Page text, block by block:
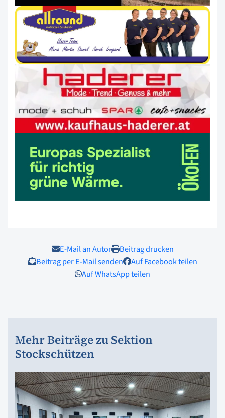
E-Mail an Autor
Beitrag drucken
Beitrag per E-Mail senden
Auf Facebook teilen
Auf WhatsApp teilen
Mehr Beiträge zu Sektion
Stockschützen